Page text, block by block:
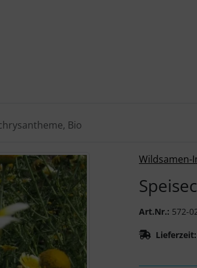
Bio
Wildsamen-
Art.Nr.: 572-
Lieferzeit:
" und "Vor-Button" nutzen, um